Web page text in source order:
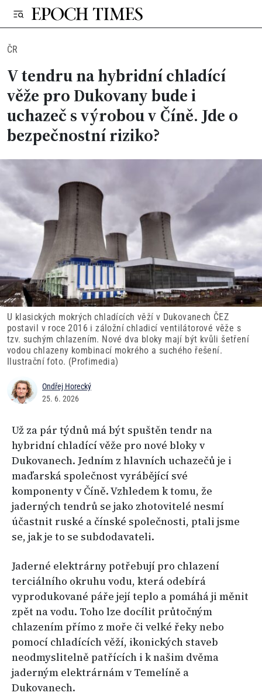
ČR
V tendru na hybridní chladící
věže pro Dukovany bude i
uchazeč s výrobou v Číně. Jde o
bezpečnostní riziko?
U klasických mokrých chladících věží v Dukovanech ČEZ
postavil v roce 2016 i záložní chladicí ventilátorové věže s
tzv. suchým chlazením. Nové dva bloky mají být kvůli šetření
vodou chlazeny kombinací mokrého a suchého řešení.
Ilustrační foto. (Profimedia)
Ondřej Horecký
25. 6. 2026
Už za pár týdnů má být spuštěn tendr na
hybridní chladící věže pro nové bloky v
Dukovanech. Jedním z hlavních uchazečů je i
maďarská společnost vyrábějící své
komponenty v Číně. Vzhledem k tomu, že
jaderných tendrů se jako zhotovitelé nesmí
účastnit ruské a čínské společnosti, ptali jsme
se, jak je to se subdodavateli.
Jaderné elektrárny potřebují pro chlazení
terciálního okruhu vodu, která odebírá
vyprodukované páře její teplo a pomáhá ji měnit
zpět na vodu. Toho lze docílit průtočným
chlazením přímo z moře či velké řeky nebo
pomocí chladících věží, ikonických staveb
neodmyslitelně patřících i k našim dvěma
jaderným elektrárnám v Temelíně a
Dukovanech.